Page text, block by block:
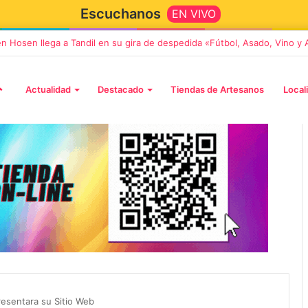
Escuchanos EN VIVO
Hosen llega a Tandil en su gira de despedida «Fútbol, Asado, Vino y
Actualidad Destacado Tiendas de Artesanos
su Sitio Web
«Noel», un
con dos
5 octubre, 2026
en su gira de despedida